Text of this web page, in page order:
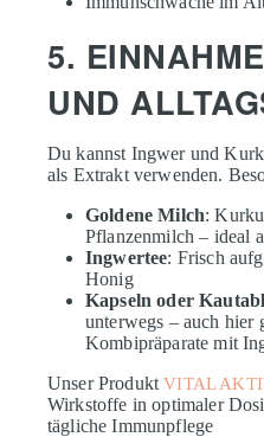
5.
UND
Du kannst Ingwer und
als Extrakt verwenden.
Goldene Milch:
Pflanzenmilch – ideal
Ingwertee: Frisch
Honig
Kapseln oder
unterwegs – auch hier
Kombipräparate mit
Unser ProduktVITAL
Wirkstoffe in optimaler
tägliche Immunpflege